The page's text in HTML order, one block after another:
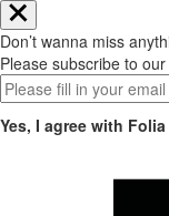
Don’t wanna miss
Please subscribe to
Yes, I agree with